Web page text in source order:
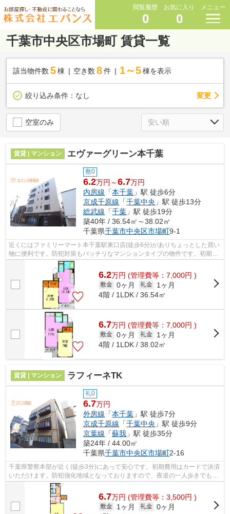
閲覧履歴
0
お気に入り
0
メニュー
千葉市中央区市場町 賃貸一覧
該当物件数 5棟 空き数 8 件 1～5 棟を表示
絞り込み条件： なし 変更
空室のみ
賃貸 | マンション エヴァーグリーン本千葉
敷0
6.2万円～6.7万円
内房線 「本千葉 」駅 徒歩6分
京成千原線 「千葉中央 」駅 徒歩13分
総武線 「千葉 」駅 徒歩19分
築40年 / 36.54㎡～38.02㎡
千葉県千葉市中央区市場町9-1
近くにはファミリーマート本千葉駅東口店(徒歩6分)がありちょっとした買い
物に便利です。防犯対策もバッチリなマンションタイプの物件です。初期費
用のカード決済ができます。共用部に...
6.2万円 (管理費等：7,000円 )
敷金 0ヶ月 礼金
1ヶ月
4階 / 1LDK / 36.54㎡
6.7万円 (管理費等：7,000円 )
敷金 0ヶ月 礼金
1ヶ月
4階 / 1LDK / 38.02㎡
賃貸 | マンション ラフィーネTK
礼0
6.7万円
外房線 「本千葉 」駅 徒歩7分
京成千原線 「千葉中央 」駅 徒歩9分
京葉線 「蘇我 」駅 徒歩35分
築24年 / 44.00㎡
千葉県千葉市中央区市場町2-16
千葉県警察本部が近く(徒歩3分)にあって安心です。初期費用はカードで決済
いただけます。防犯強化地域となっておりますので、夜道の一人歩きでも心
強いですね。「ラフィーネTK」の物件...
6.7万円 (管理費等：3,500円 )
敷金 1ヶ月 礼金 0ヶ月